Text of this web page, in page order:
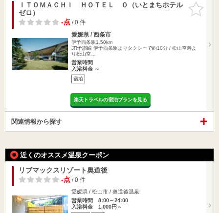
お気に入
りに追加
ＩＴＯＭＡＣＨＩ ＨＯＴＥＬ ０（いとまちホテル
ゼロ）
-点/ 0 件
愛媛県 / 西条市
伊予西条駅1.50km
JR予讃線 伊予西条駅よりタクシーで約10分 / 松山空港よ
り松山空…
営業時間
入浴料金 ～
宿泊
楽天トラベルの宿泊プランを見る
関連情報から探す
近くのオススメ温泉クーポン
リブマックスリゾート奥道後
-点/ 0 件
愛媛県 / 松山市 / 奥道後温泉
営業時間 8:00～24:00
入浴料金 1,000円～